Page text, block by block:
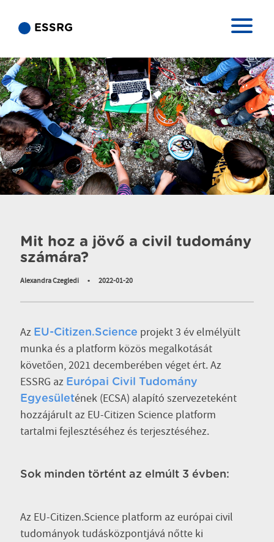
ESSRG
Mit hoz a jövő a civil tudomány
számára?
Alexandra Czegledi • 2022-01-20
Az EU-Citizen.Science projekt 3 év elmélyült
munka és a platform közös megalkotását
követően, 2021 decemberében véget ért. Az
ESSRG az Európai Civil Tudomány
Egyesületének (ECSA) alapító szervezeteként
hozzájárult az EU-Citizen Science platform
tartalmi fejlesztéséhez és terjesztéséhez.
Sok minden történt az elmúlt 3 évben:
Az EU-Citizen.Science platform az európai civil
tudományok tudásközpontjává nőtte ki